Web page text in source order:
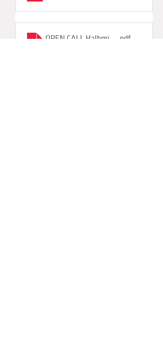
OPEN CALL Halbmittag11_modulo
.pdf